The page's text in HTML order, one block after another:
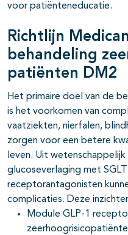
voor patiënteneducatie.
Richtlijn
behandeling
patiënten DM2
Het primaire doel van de
is het voorkomen van
vaatziekten, nierfalen,
zorgen voor een betere
leven. Uit
glucoseverlaging met
receptorantagonisten
complicaties. Deze
Module GLP-1